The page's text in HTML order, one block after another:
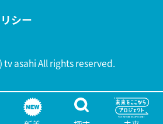
シー
tv asahi All rights reserved.